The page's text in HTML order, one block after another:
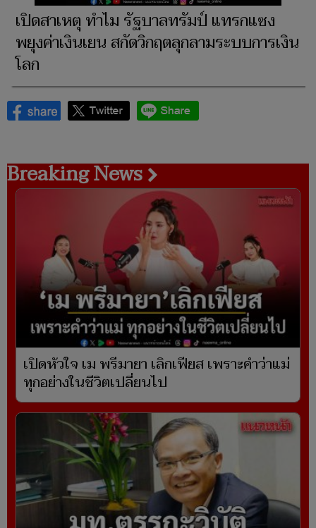
เปิดสาเหตุ ทำไม รัฐบาลทรัมป์ แทรกแซง
พยุงค่าเงินเยน สกัดวิกฤตลุกลามระบบการเงิน
โลก
Breaking News
เปิดหัวใจ เม พรีมายา เลิกเฟียส เพราะคำว่าแม่
ทุกอย่างในชีวิตเปลี่ยนไป